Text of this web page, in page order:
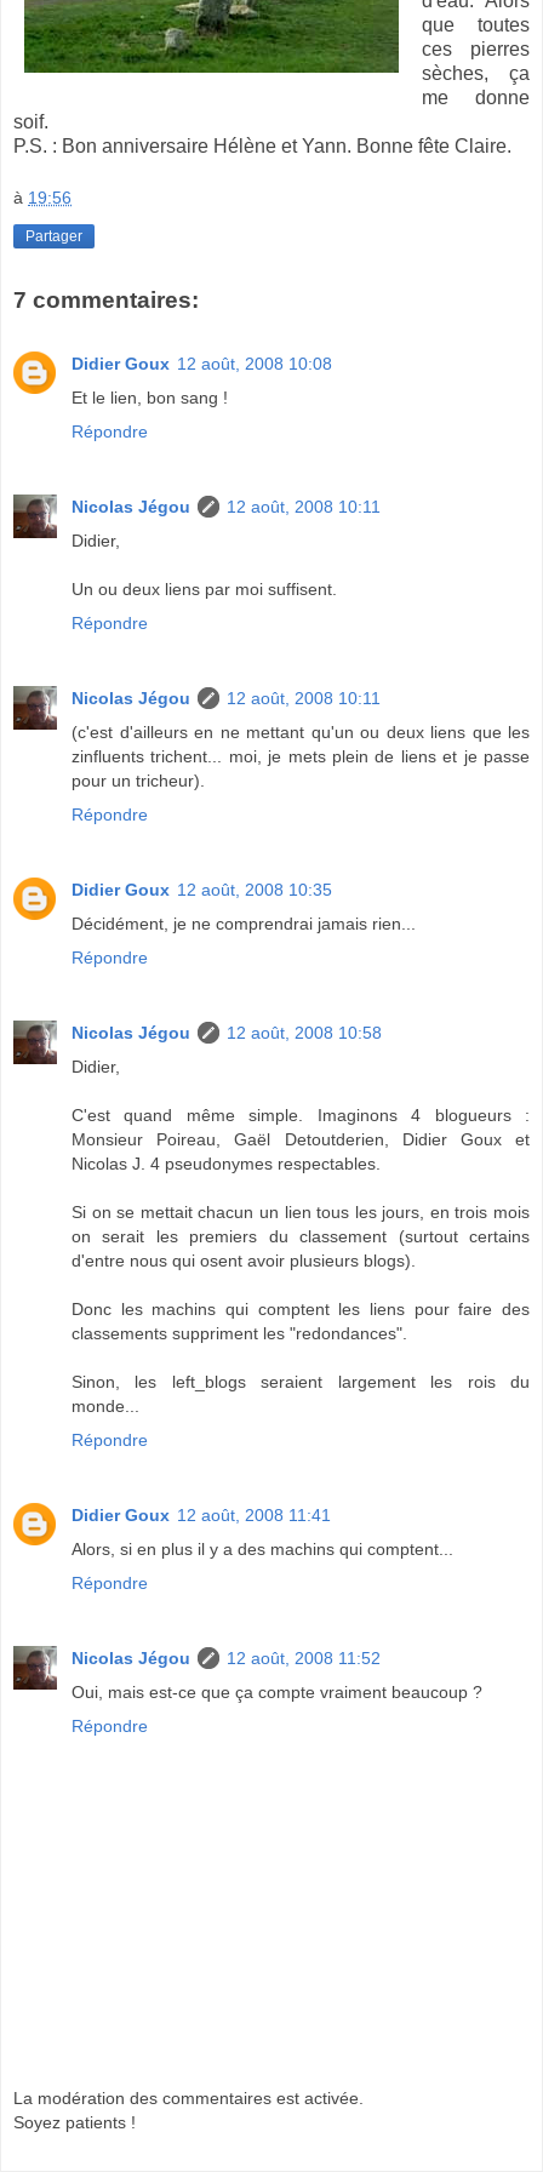
que toutes
ces pierres
sèches, ça
me donne
soif.
P.S. : Bon anniversaire Hélène et Yann. Bonne fête Claire.
à 19:56
Partager
7 commentaires:
Didier Goux 12 août, 2008 10:08
Et le lien, bon sang !
Répondre
Nicolas Jégou
12 août, 2008 10:11
Didier,
Un ou deux liens par moi suffisent.
Répondre
Nicolas Jégou
12 août, 2008 10:11
(c'est d'ailleurs en ne mettant qu'un ou deux liens que les
zinfluents trichent... moi, je mets plein de liens et je passe
pour un tricheur).
Répondre
Didier Goux 12 août, 2008 10:35
Décidément, je ne comprendrai jamais rien...
Répondre
Nicolas Jégou
12 août, 2008 10:58
Didier,
C'est quand même simple. Imaginons 4 blogueurs :
Monsieur Poireau, Gaël Detoutderien, Didier Goux et
Nicolas J. 4 pseudonymes respectables.
Si on se mettait chacun un lien tous les jours, en trois mois
on serait les premiers du classement (surtout certains
d'entre nous qui osent avoir plusieurs blogs).
Donc les machins qui comptent les liens pour faire des
classements suppriment les "redondances".
Sinon, les left_blogs seraient largement les rois du
monde...
Répondre
Didier Goux 12 août, 2008 11:41
Alors, si en plus il y a des machins qui comptent...
Répondre
Nicolas Jégou
12 août, 2008 11:52
Oui, mais est-ce que ça compte vraiment beaucoup ?
Répondre
La modération des commentaires est activée.
Soyez patients !